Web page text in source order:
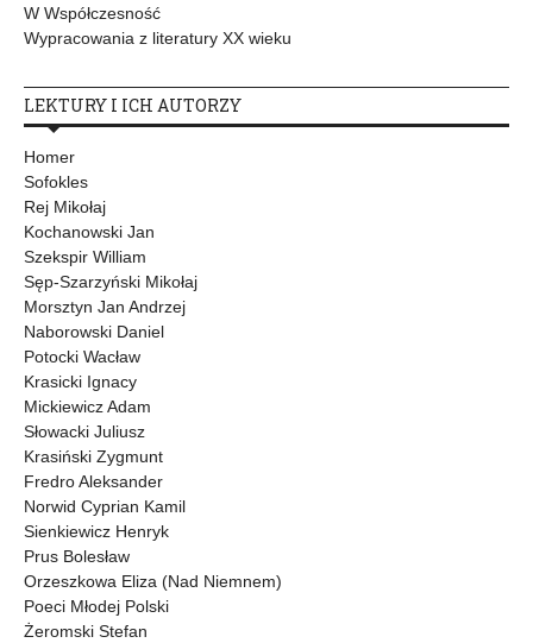
W Współczesność
Wypracowania z literatury XX wieku
LEKTURY I ICH AUTORZY
Homer
Sofokles
Rej Mikołaj
Kochanowski Jan
Szekspir William
Sęp-Szarzyński Mikołaj
Morsztyn Jan Andrzej
Naborowski Daniel
Potocki Wacław
Krasicki Ignacy
Mickiewicz Adam
Słowacki Juliusz
Krasiński Zygmunt
Fredro Aleksander
Norwid Cyprian Kamil
Sienkiewicz Henryk
Prus Bolesław
Orzeszkowa Eliza (Nad Niemnem)
Poeci Młodej Polski
Żeromski Stefan